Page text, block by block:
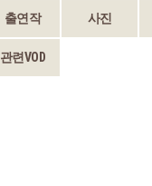
출연작 사진
관련VOD